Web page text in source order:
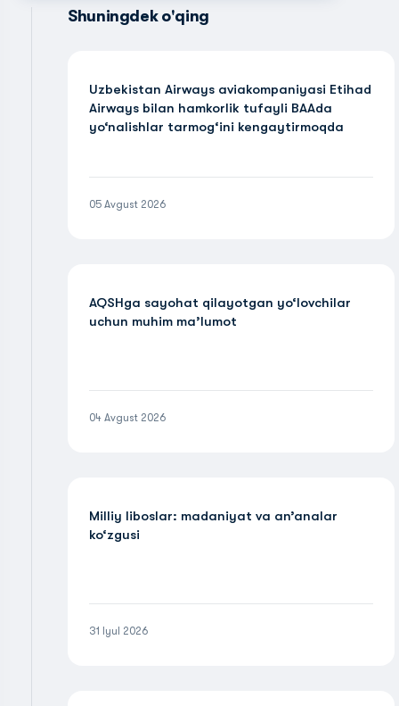
Shuningdek o'qing
Uzbekistan Airways aviakompaniyasi Etihad
Airways bilan hamkorlik tufayli BAAda
yo‘nalishlar tarmog‘ini kengaytirmoqda
05 Avgust 2026
AQSHga sayohat qilayotgan yo‘lovchilar
uchun muhim ma’lumot
04 Avgust 2026
Milliy liboslar: madaniyat va an’analar
ko‘zgusi
31 Iyul 2026